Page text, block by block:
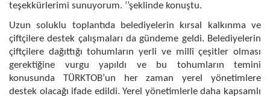
teşekkürlerimi sunuyorum. ’’şeklinde konuştu.
Uzun soluklu toplantıda belediyelerin kırsal kalkınma ve
çiftçilere destek çalışmaları da gündeme geldi. Belediyelerin
çiftçilere dağıttığı tohumların yerli ve millî çeşitler olması
gerektiğine vurgu yapıldı ve bu tohumların temini
konusunda TÜRKTOB’un her zaman yerel yönetimlere
destek olacağı ifade edildi. Yerel yönetimlerle daha kapsamlı